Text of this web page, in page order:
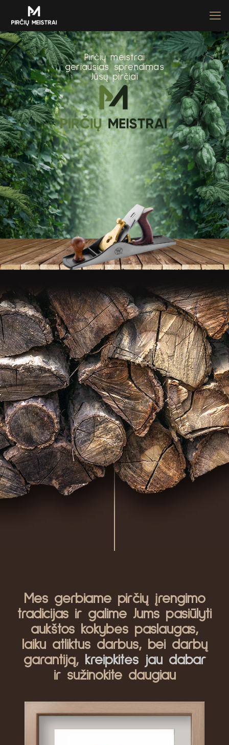
Pirčių meistrai
geriausias sprendimas
Jūsų pirčiai
Mes gerbiame pirčių įrengimo
tradicijas ir galime Jums pasiūlyti
aukštos kokybės paslaugas,
laiku atliktus darbus, bei darbų
garantiją, kreipkitės jau dabar
ir sužinokite daugiau